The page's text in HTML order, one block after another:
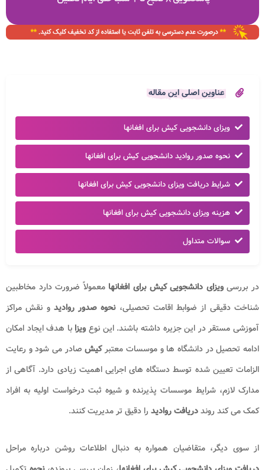
عناوین اصلی این مقاله
ویزای دانشجویی کیش برای افغانها
نحوه صدور روادید دانشجویی کیش برای افغانها
شرایط دریافت ویزای دانشجویی کیش برای افغانها
هزینه ویزای دانشجویی کیش برای افغانها
سوالات متداول
در بررسیویزای دانشجویی کیش برای افغانها معمولاً ضرورت دارد مخاطبین
شناخت دقیقی از ضوابط اقامت تحصیلی،نحوه صدور روادیدو نقش مراکز
آموزشی مستقر در این جزیره داشته باشند. این نوع ویزابا هدف ایجاد امکان
ادامه تحصیل در دانشگاه ها و موسسات معتبرکیش صادر می شود و رعایت
الزامات تعیین شده توسط دستگاه های اجرایی اهمیت زیادی دارد. آگاهی از
مدارک لازم، شرایط موسسات پذیرنده و شیوه ثبت درخواست اولیه به افراد
کمک می کند رونددریافت روادید را دقیق تر مدیریت کنند.
از سوی دیگر، متقاضیان همواره به دنبال اطلاعات روشن درباره مراحل